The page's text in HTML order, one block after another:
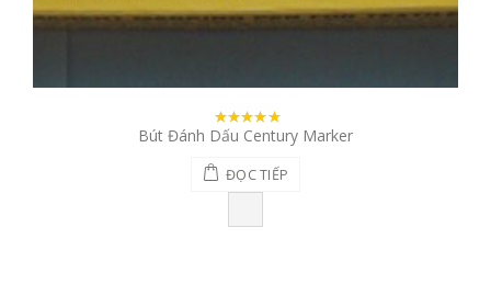
5.00 out
Bút Đánh Dấu Century Marker
ĐỌC TIẾP